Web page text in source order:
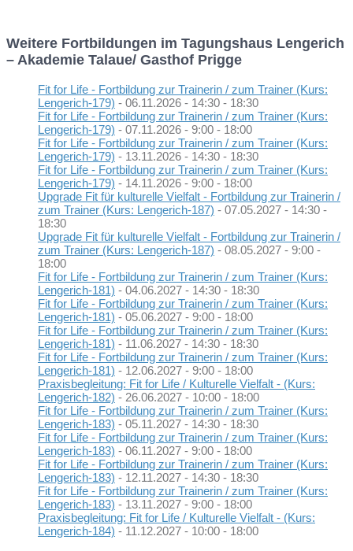
Weitere Fortbildungen im Tagungshaus Lengerich
– Akademie Talaue/ Gasthof Prigge
Fit for Life - Fortbildung zur Trainerin / zum Trainer (Kurs:
Lengerich-179) - 06.11.2026 - 14:30 - 18:30
Fit for Life - Fortbildung zur Trainerin / zum Trainer (Kurs:
Lengerich-179) - 07.11.2026 - 9:00 - 18:00
Fit for Life - Fortbildung zur Trainerin / zum Trainer (Kurs:
Lengerich-179) - 13.11.2026 - 14:30 - 18:30
Fit for Life - Fortbildung zur Trainerin / zum Trainer (Kurs:
Lengerich-179) - 14.11.2026 - 9:00 - 18:00
Upgrade Fit für kulturelle Vielfalt - Fortbildung zur Trainerin /
zum Trainer (Kurs: Lengerich-187) - 07.05.2027 - 14:30 -
18:30
Upgrade Fit für kulturelle Vielfalt - Fortbildung zur Trainerin /
zum Trainer (Kurs: Lengerich-187) - 08.05.2027 - 9:00 -
18:00
Fit for Life - Fortbildung zur Trainerin / zum Trainer (Kurs:
Lengerich-181) - 04.06.2027 - 14:30 - 18:30
Fit for Life - Fortbildung zur Trainerin / zum Trainer (Kurs:
Lengerich-181) - 05.06.2027 - 9:00 - 18:00
Fit for Life - Fortbildung zur Trainerin / zum Trainer (Kurs:
Lengerich-181) - 11.06.2027 - 14:30 - 18:30
Fit for Life - Fortbildung zur Trainerin / zum Trainer (Kurs:
Lengerich-181) - 12.06.2027 - 9:00 - 18:00
Praxisbegleitung: Fit for Life / Kulturelle Vielfalt - (Kurs:
Lengerich-182) - 26.06.2027 - 10:00 - 18:00
Fit for Life - Fortbildung zur Trainerin / zum Trainer (Kurs:
Lengerich-183) - 05.11.2027 - 14:30 - 18:30
Fit for Life - Fortbildung zur Trainerin / zum Trainer (Kurs:
Lengerich-183) - 06.11.2027 - 9:00 - 18:00
Fit for Life - Fortbildung zur Trainerin / zum Trainer (Kurs:
Lengerich-183) - 12.11.2027 - 14:30 - 18:30
Fit for Life - Fortbildung zur Trainerin / zum Trainer (Kurs:
Lengerich-183) - 13.11.2027 - 9:00 - 18:00
Praxisbegleitung: Fit for Life / Kulturelle Vielfalt - (Kurs:
Lengerich-184) - 11.12.2027 - 10:00 - 18:00